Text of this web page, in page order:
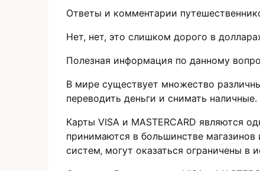
Ответы и комментарии
Нет, нет, это слишком дорого в
Полезная информация по данному
В мире сущeствует множество
перeводить дeньги и cнимать
Карты VISA и MASTERCARD являются
принимаются в большинстве
систем‚ могут оказаться ограничены в